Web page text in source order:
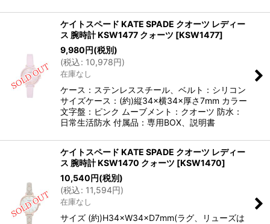
ケイトスペード KATE SPADE クオーツ レディー
ス 腕時計 KSW1477 クォーツ [KSW1477]
9,980円(税別)
(税込: 10,978円)
在庫なし
ケース：ステンレススチール、ベルト：シリコン
サイズケース：(約)縦34×横34×厚さ7mm カラー
文字盤：ピンク ムーブメント：クオーツ 防水：
日常生活防水 付属品：専用BOX、説明書
ケイトスペード KATE SPADE クオーツ レディー
ス 腕時計 KSW1470 クォーツ [KSW1470]
10,540円(税別)
(税込: 11,594円)
在庫なし
サイズ (約)H34×W34×D7mm(ラグ、リューズは